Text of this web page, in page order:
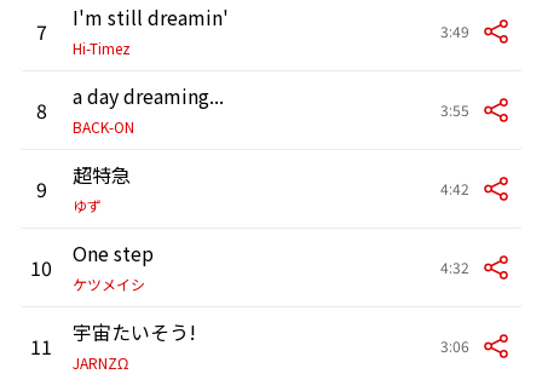
7 I'm still dreamin'
Hi-Timez
3:49
8 a day dreaming...
BACK-ON
3:55
9 超特急
ゆず
4:42
10 One step
ケツメイシ
4:32
11 宇宙たいそう!
JARNZΩ
3:06